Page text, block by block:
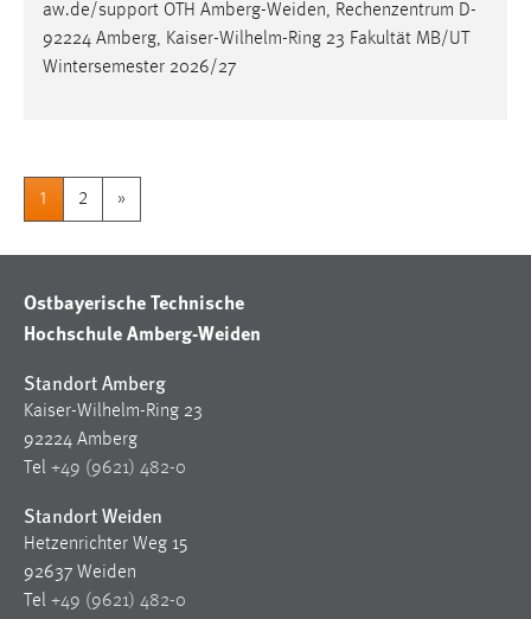
aw.de/support OTH Amberg-Weiden, Rechenzentrum D-
92224 Amberg, Kaiser-Wilhelm-Ring 23 Fakultät MB/UT
Wintersemester 2026/27
1 2 »
Ostbayerische Technische
Hochschule Amberg-Weiden
Standort Amberg
Kaiser-Wilhelm-Ring 23
92224 Amberg
Tel +49 (9621) 482-0
Standort Weiden
Hetzenrichter Weg 15
92637 Weiden
Tel +49 (9621) 482-0